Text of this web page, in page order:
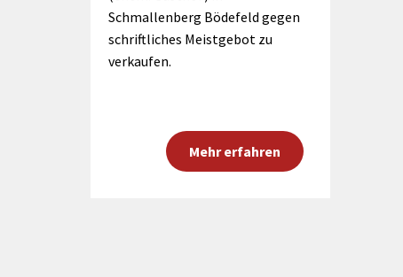
Schmallenberg Bödefeld gegen
schriftliches Meistgebot zu
verkaufen.
Mehr erfahren